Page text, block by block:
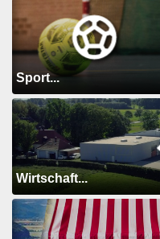
Sport...
Wirtschaft...